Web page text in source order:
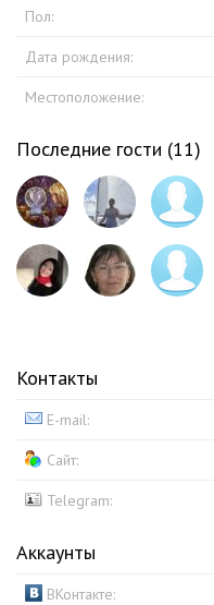
Пол:
Дата рождения:
Местоположение:
Последние гости (11)
Контакты
E-mail:
Сайт:
Telegram:
Аккаунты
ВКонтакте: